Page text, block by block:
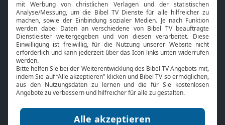
Bibelthek Online-Bibel
Nächster Gottesdienst
Bibel TV
Über uns
Jobs
Mediadaten
Service
Kontakt
TV-Empfang